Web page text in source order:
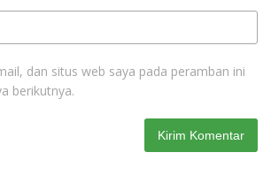
dan situs web saya pada peramban ini
berikutnya.